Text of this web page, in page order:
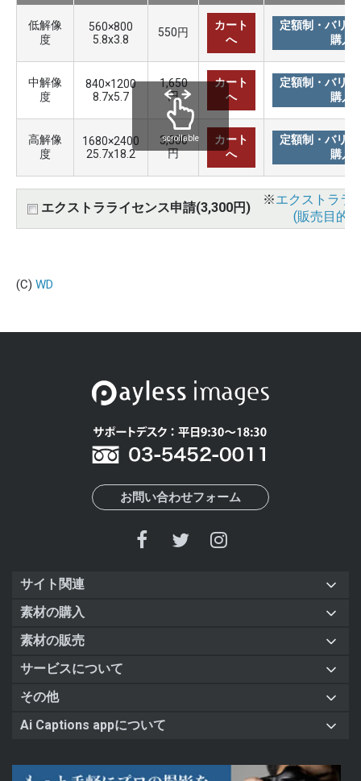
低解像
度
560×800
5.8x3.8
550円
カート
へ
定額制・バリ
購入
中解像
度
840×1200
8.7x5.7
1,650
円
カート
へ
定額制・バリ
購入
高解像
度
1680×2400
25.7x18.2
3,300
円
カート
へ
定額制・バリ
購入
エクストラライセンス申請(3,300円)
※エクストララ
(販売目的
scrollable
(C) WD
お問い合わせフォーム
サイト関連
素材の購入
素材の販売
サービスについて
その他
Ai Captions appについて